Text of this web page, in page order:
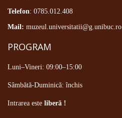
Telefon: 0785.012.408
Mail: muzeul.universitatii@g.unibuc.ro
PROGRAM
Luni–Vineri: 09:00–15:00
Sâmbătă-Duminică: închis
Intrarea este liberă !